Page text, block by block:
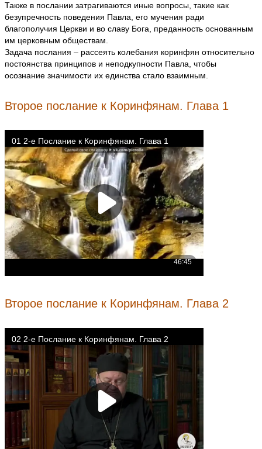
Также в послании затрагиваются иные вопросы, такие как
безупречность поведения Павла, его мучения ради
благополучия Церкви и во славу Бога, преданность основанным
им церковным обществам.
Задача послания – рассеять колебания коринфян относительно
постоянства принципов и неподкупности Павла, чтобы
осознание значимости их единства стало взаимным.
Второе послание к Коринфянам. Глава 1
Второе послание к Коринфянам. Глава 2